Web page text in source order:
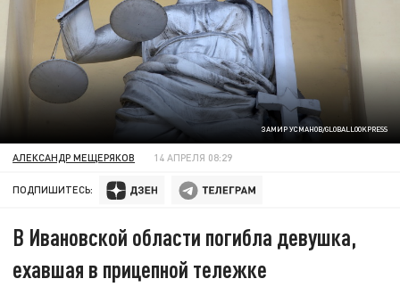
ЗАМИР УСМАНОВ/GLOBALLOOKPRESS
АЛЕКСАНДР МЕЩЕРЯКОВ 14 АПРЕЛЯ 08:29
ПОДПИШИТЕСЬ:
В Ивановской области погибла девушка,
ехавшая в прицепной тележке